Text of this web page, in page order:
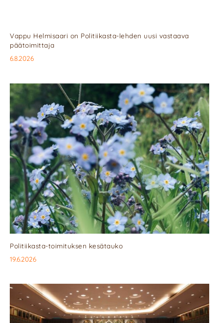
Vappu Helmisaari on Politiikasta-lehden uusi vastaava
päätoimittaja
6.8.2026
Politiikasta-toimituksen kesätauko
19.6.2026